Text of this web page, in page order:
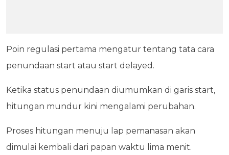
Poin regulasi pertama mengatur tentang tata cara
penundaan start atau start delayed.
Ketika status penundaan diumumkan di garis start,
hitungan mundur kini mengalami perubahan.
Proses hitungan menuju lap pemanasan akan
dimulai kembali dari papan waktu lima menit.